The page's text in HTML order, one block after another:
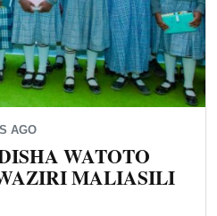
AGO
WATOTO
MALIASILI